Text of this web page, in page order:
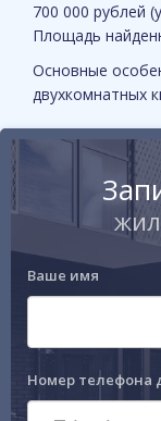
700 000 рублей
Площадь
Основные
двухкомнатных
Ваше имя
Номер телефона